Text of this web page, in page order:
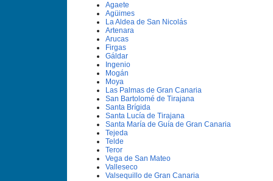
Agaete
Agüimes
La Aldea de San Nicolás
Artenara
Arucas
Firgas
Gáldar
Ingenio
Mogán
Moya
Las Palmas de Gran Canaria
San Bartolomé de Tirajana
Santa Brí­gida
Santa Lucí­a de Tirajana
Santa Marí­a de Guí­a de Gran Canaria
Tejeda
Telde
Teror
Vega de San Mateo
Valleseco
Valsequillo de Gran Canaria